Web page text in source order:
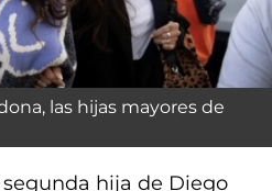
las hijas mayores de
segunda hija de Diego